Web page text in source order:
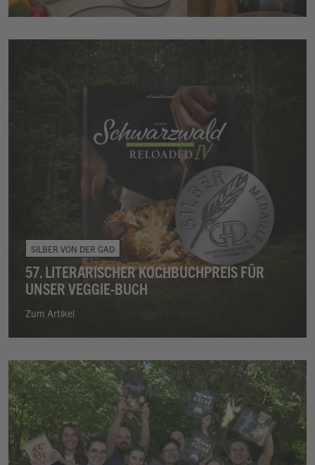
SILBER VON DER GAD
57. LITERARISCHER KOCHBUCHPREIS FÜR
UNSER VEGGIE-BUCH
Zum Artikel